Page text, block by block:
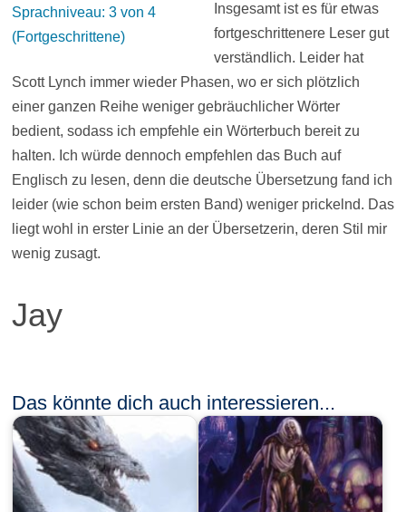
Sprachniveau: 3 von 4
(Fortgeschrittene)
Insgesamt ist es für etwas
fortgeschrittenere Leser gut
verständlich. Leider hat
Scott Lynch immer wieder Phasen, wo er sich plötzlich
einer ganzen Reihe weniger gebräuchlicher Wörter
bedient, sodass ich empfehle ein Wörterbuch bereit zu
halten. Ich würde dennoch empfehlen das Buch auf
Englisch zu lesen, denn die deutsche Übersetzung fand ich
leider (wie schon beim ersten Band) weniger prickelnd. Das
liegt wohl in erster Linie an der Übersetzerin, deren Stil mir
wenig zusagt.
Jay
Das könnte dich auch interessieren...